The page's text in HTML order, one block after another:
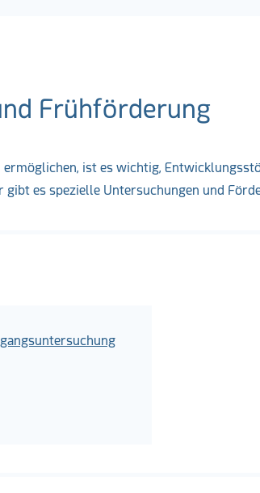
Frühförderung
ist es wichtig,
es spezielle Untersuchungen und